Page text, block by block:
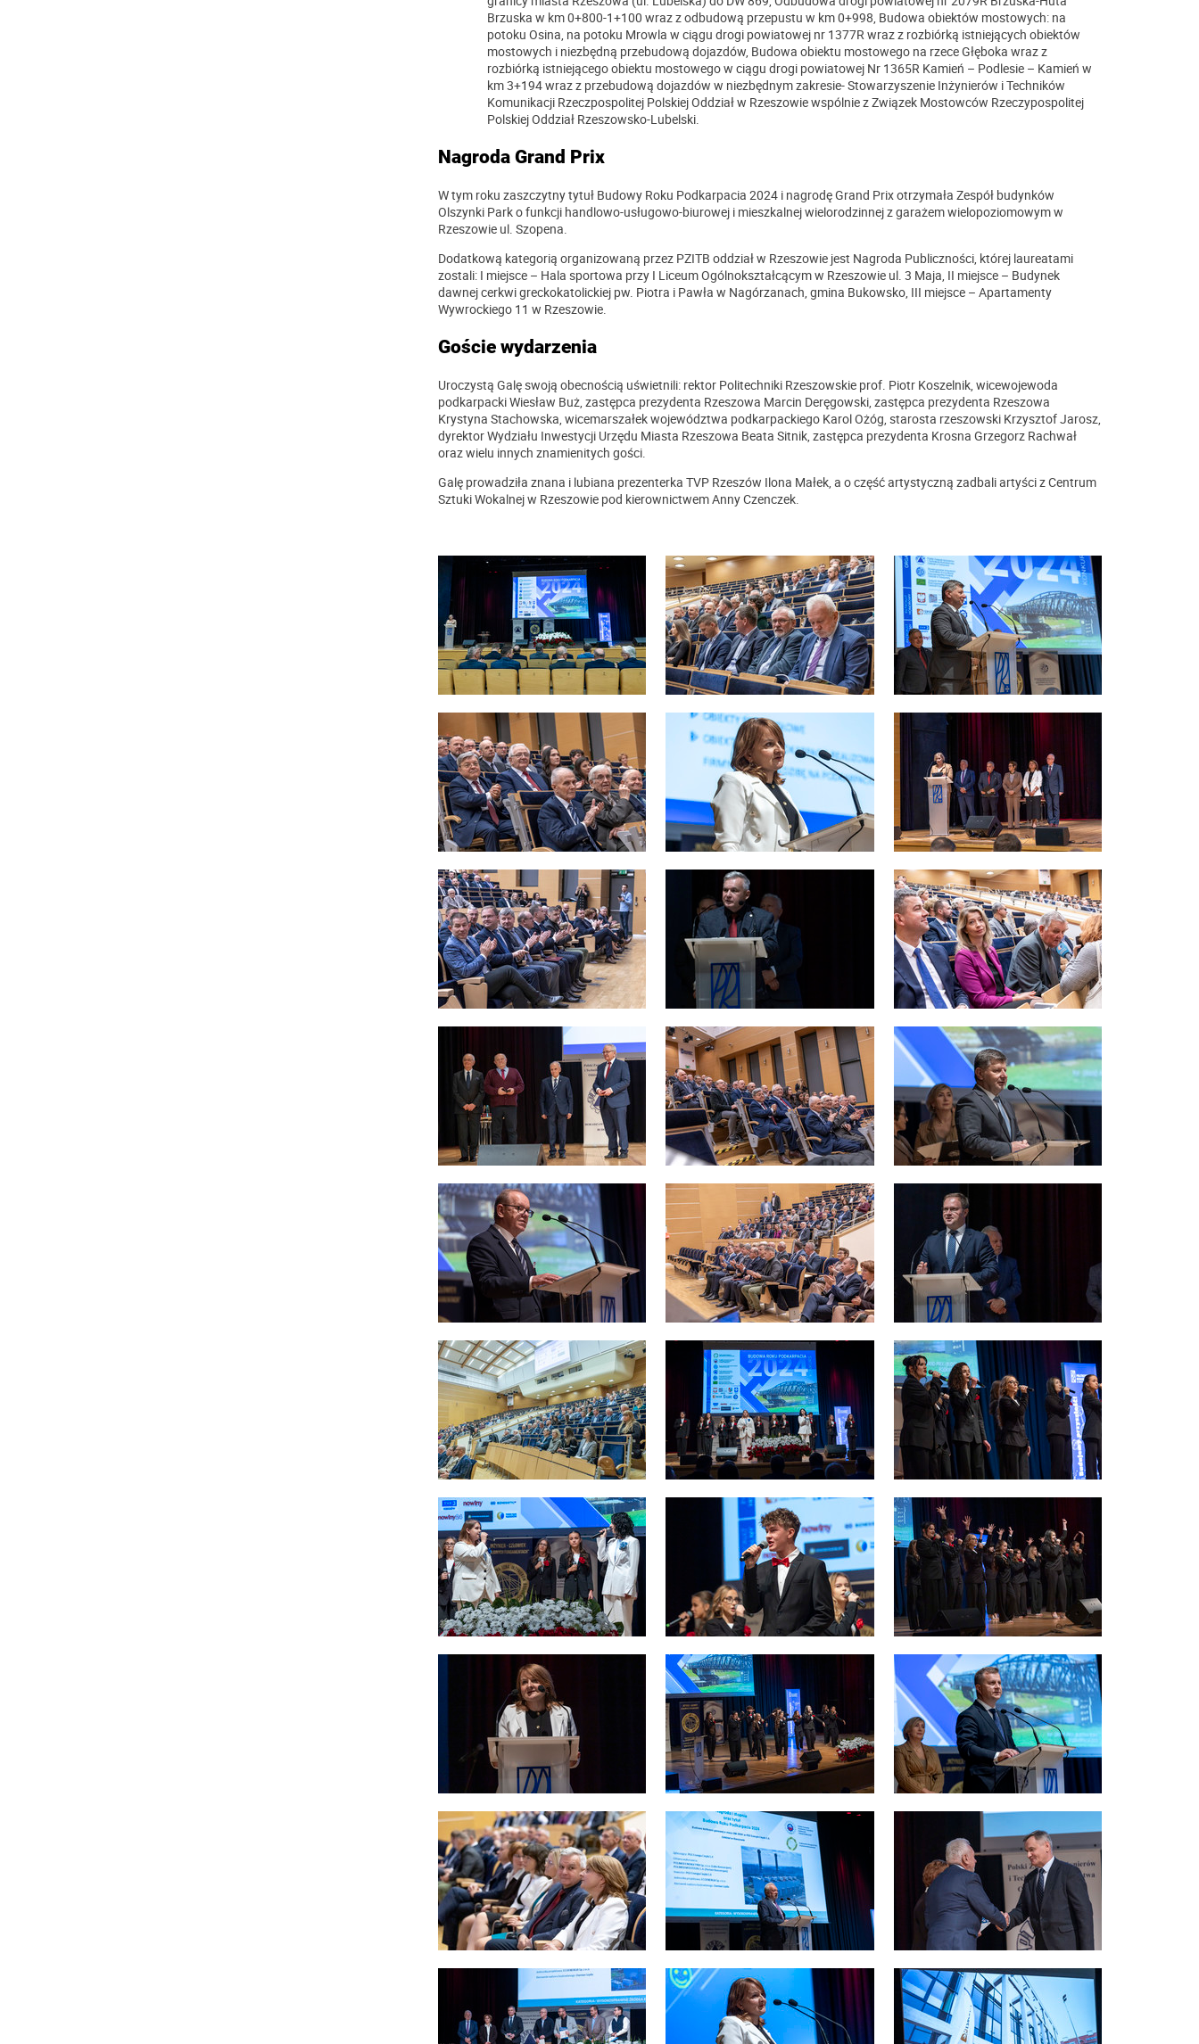
Brzuska w km 0+800-1+100 wraz z odbudową przepustu w km 0+998, Budowa obiektów mostowych: na
potoku Osina, na potoku Mrowla w ciągu drogi powiatowej nr 1377R wraz z rozbiórką istniejących obiektów
mostowych i niezbędną przebudową dojazdów, Budowa obiektu mostowego na rzece Głęboka wraz z
rozbiórką istniejącego obiektu mostowego w ciągu drogi powiatowej Nr 1365R Kamień – Podlesie – Kamień w
km 3+194 wraz z przebudową dojazdów w niezbędnym zakresie- Stowarzyszenie Inżynierów i Techników
Komunikacji Rzeczpospolitej Polskiej Oddział w Rzeszowie wspólnie z Związek Mostowców Rzeczypospolitej
Polskiej Oddział Rzeszowsko-Lubelski.
Nagroda Grand Prix
W tym roku zaszczytny tytuł Budowy Roku Podkarpacia 2024 i nagrodę Grand Prix otrzymała Zespół budynków
Olszynki Park o funkcji handlowo-usługowo-biurowej i mieszkalnej wielorodzinnej z garażem wielopoziomowym w
Rzeszowie ul. Szopena.
Dodatkową kategorią organizowaną przez PZITB oddział w Rzeszowie jest Nagroda Publiczności, której laureatami
zostali: I miejsce – Hala sportowa przy I Liceum Ogólnokształcącym w Rzeszowie ul. 3 Maja, II miejsce – Budynek
dawnej cerkwi greckokatolickiej pw. Piotra i Pawła w Nagórzanach, gmina Bukowsko, III miejsce – Apartamenty
Wywrockiego 11 w Rzeszowie.
Goście wydarzenia
Uroczystą Galę swoją obecnością uświetnili: rektor Politechniki Rzeszowskie prof. Piotr Koszelnik, wicewojewoda
podkarpacki Wiesław Buż, zastępca prezydenta Rzeszowa Marcin Deręgowski, zastępca prezydenta Rzeszowa
Krystyna Stachowska, wicemarszałek województwa podkarpackiego Karol Ożóg, starosta rzeszowski Krzysztof Jarosz,
dyrektor Wydziału Inwestycji Urzędu Miasta Rzeszowa Beata Sitnik, zastępca prezydenta Krosna Grzegorz Rachwał
oraz wielu innych znamienitych gości.
Galę prowadziła znana i lubiana prezenterka TVP Rzeszów Ilona Małek, a o część artystyczną zadbali artyści z Centrum
Sztuki Wokalnej w Rzeszowie pod kierownictwem Anny Czenczek.